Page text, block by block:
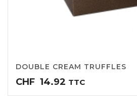
DOUBLE CREAM TRUFFLES
CHF 14.92 TTC